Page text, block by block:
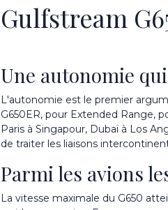
Gulfstream
Une autonomie
L'autonomie est le premier
G650ER, pour Extended Range,
Paris à Singapour, Dubaï à Los
de traiter les liaisons
Parmi les avions
La vitesse maximale du G650